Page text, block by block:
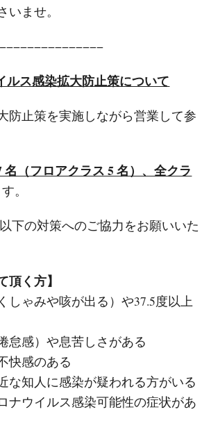
ませ。
ルス感染拡大防止策について
防止策を実施しながら営業して参
名（フロアクラス 5 名）、全クラ
。
下の対策へのご協力をお願いいた
頂く方】
しゃみや咳が出る）や37.5度以上
怠感）や息苦しさがある
快感のある
な知人に感染が疑われる方がいる
ナウイルス感染可能性の症状があ